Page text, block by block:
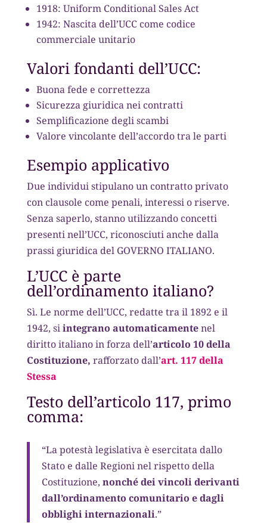
1918: Uniform Conditional Sales Act
1942: Nascita dell’UCC come codice
commerciale unitario
Valori fondanti dell’UCC:
Buona fede e correttezza
Sicurezza giuridica nei contratti
Semplificazione degli scambi
Valore vincolante dell’accordo tra le parti
Esempio applicativo
Due individui stipulano un contratto privato
con clausole come penali, interessi o riserve.
Senza saperlo, stanno utilizzando concetti
presenti nell’UCC, riconosciuti anche dalla
prassi giuridica del GOVERNO ITALIANO.
L’UCC è parte
dell’ordinamento italiano?
Sì. Le norme dell’UCC, redatte tra il 1892 e il
1942, siintegrano automaticamentenel
diritto italiano in forza dell’articolo 10 della
Costituzione, rafforzato dall’art. 117 della
Stessa
Testo dell’articolo 117, primo
comma:
“La potestà legislativa è esercitata dallo
Stato e dalle Regioni nel rispetto della
Costituzione, nonché dei vincoli derivanti
dall’ordinamento comunitario e dagli
obblighi internazionali.”